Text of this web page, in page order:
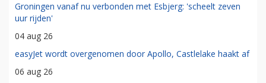
Groningen vanaf nu verbonden met Esbjerg: 'scheelt zeven
uur rijden'
04 aug 26
easyJet wordt overgenomen door Apollo, Castlelake haakt af
06 aug 26